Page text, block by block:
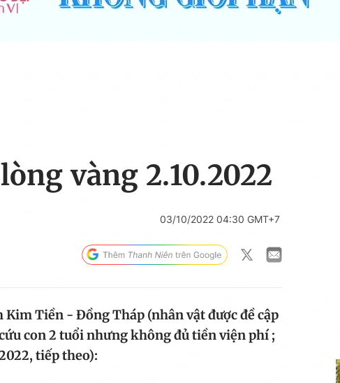
vàng 2.10.2022
03/10/2022 04:30 GMT+7
Kim Tiền - Đồng Tháp (nhân vật được đề cập
con 2 tuổi nhưng không đủ tiền viện phí ;
tiếp theo):